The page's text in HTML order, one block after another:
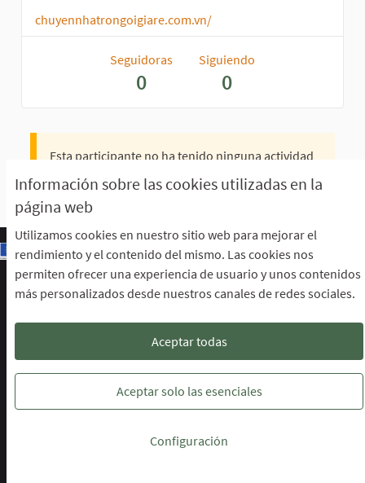
Información sobre las cookies utilizadas en la
página web
Utilizamos cookies en nuestro sitio web para mejorar el
rendimiento y el contenido del mismo. Las cookies nos
permiten ofrecer una experiencia de usuario y unos contenidos
más personalizados desde nuestros canales de redes sociales.
Aceptar todas
Aceptar solo las esenciales
Configuración
chuyennhatrongoigiare.com.vn/
Seguidoras
0
Siguiendo
0
Esta participante no ha tenido ninguna actividad
todavía.
Escuela de Participación Ciudadana
Área de Participación Ciudadana
Descargar ficheros de datos abiertos
Configuración de cookies
Escuela de Participación Ciudadana en
Escuela de Participación
Escuela de Participación